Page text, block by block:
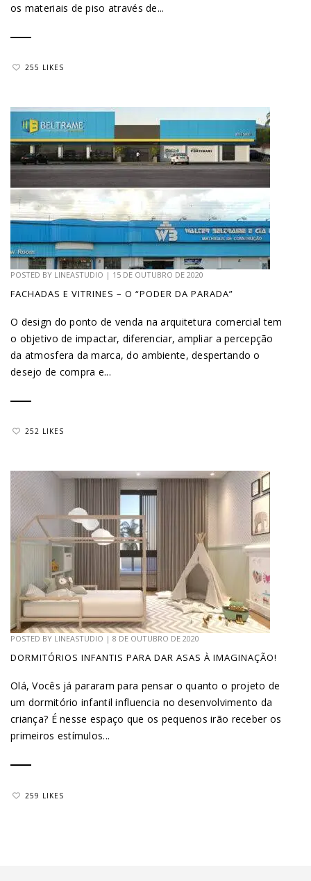
os materiais de piso através de...
255 LIKES
POSTED BY LINEASTUDIO | 15 DE OUTUBRO DE 2020
FACHADAS E VITRINES – O “PODER DA PARADA”
O design do ponto de venda na arquitetura comercial tem
o objetivo de impactar, diferenciar, ampliar a percepção
da atmosfera da marca, do ambiente, despertando o
desejo de compra e...
252 LIKES
POSTED BY LINEASTUDIO | 8 DE OUTUBRO DE 2020
DORMITÓRIOS INFANTIS PARA DAR ASAS À IMAGINAÇÃO!
Olá, Vocês já pararam para pensar o quanto o projeto de
um dormitório infantil influencia no desenvolvimento da
criança? É nesse espaço que os pequenos irão receber os
primeiros estímulos...
259 LIKES